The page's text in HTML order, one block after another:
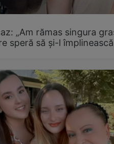
„Am rămas singura
speră să și-l